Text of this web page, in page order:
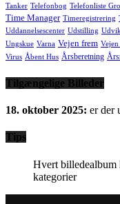
Tanker Telefonbog Telefonliste
Time Manager Timeregistrering
Uddannelsescenter Udstilling
Ungskue Varna Vejen frem
Virus Åbent Hus Årsberetning
Tilgængelige Billeder
18. oktober 2025: er der
Tips
Hvert billedealbum
kategorier